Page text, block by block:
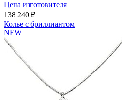
Цена изготовителя
138 240 ₽
Колье с бриллиантом
NEW